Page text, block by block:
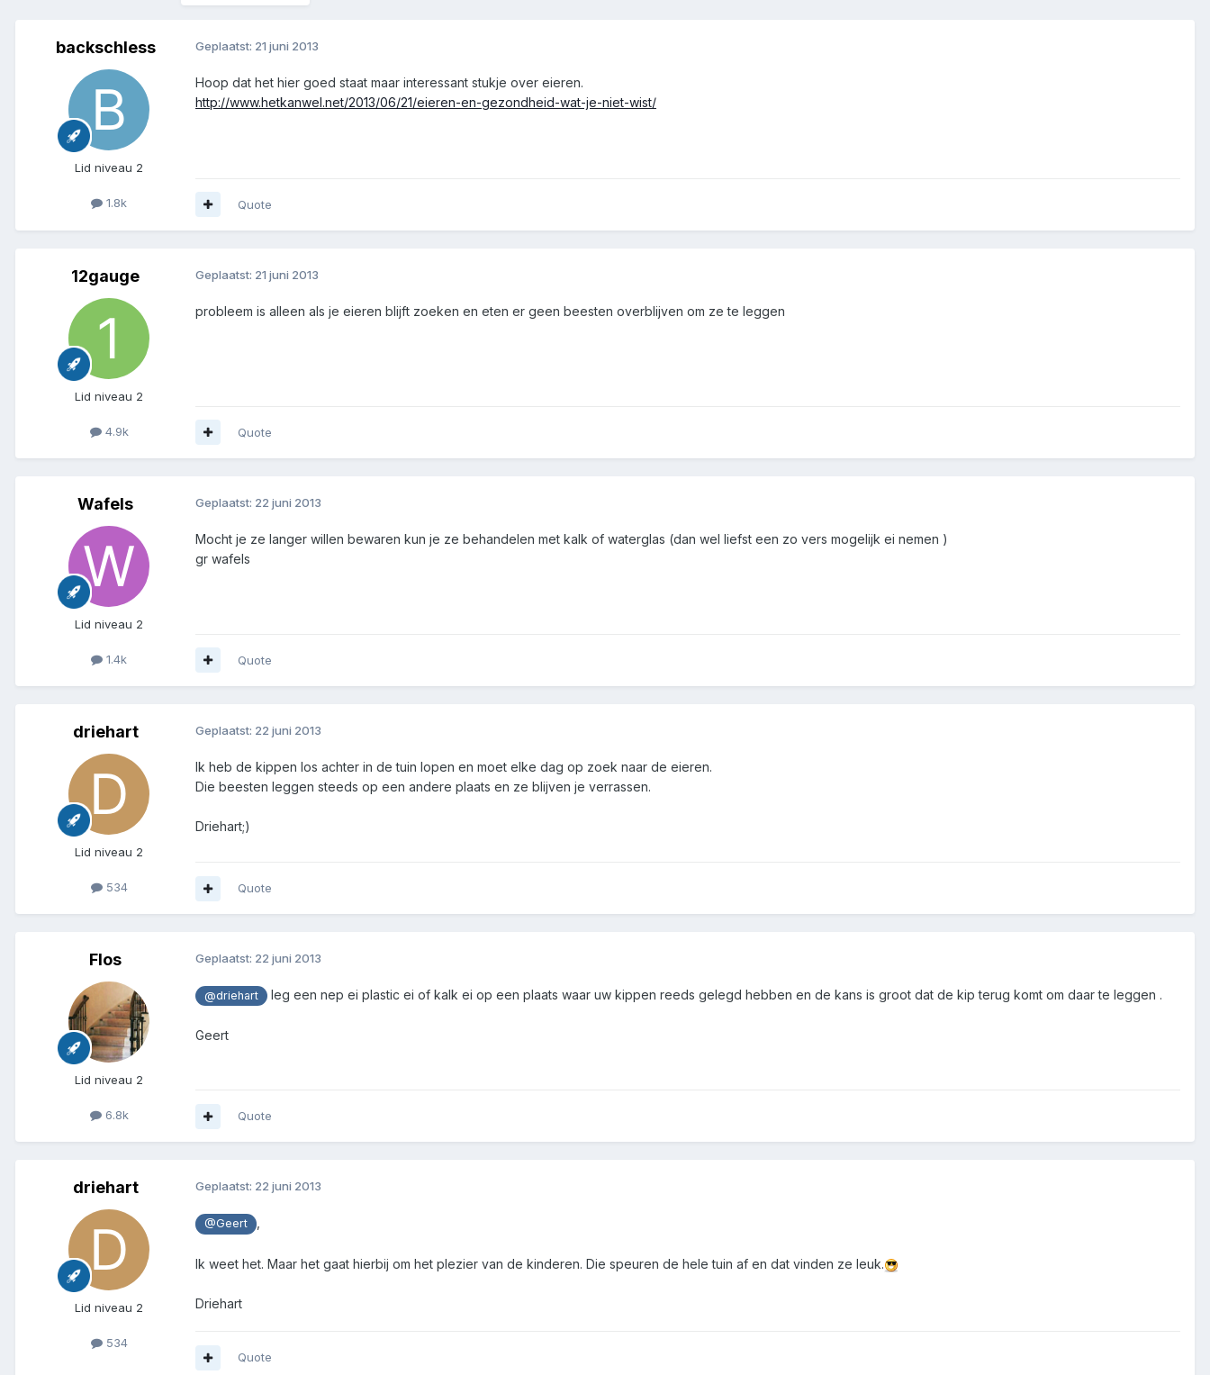
backschless
Lid niveau 2
1.8k
Geplaatst: 21 juni 2013
Hoop dat het hier goed staat maar interessant stukje over eieren.
http://www.hetkanwel.net/2013/06/21/eieren-en-gezondheid-wat-je-niet-wist/
Quote
12gauge
Lid niveau 2
4.9k
Geplaatst: 21 juni 2013
probleem is alleen als je eieren blijft zoeken en eten er geen beesten overblijven om ze te leggen
Quote
Wafels
Lid niveau 2
1.4k
Geplaatst: 22 juni 2013
Mocht je ze langer willen bewaren kun je ze behandelen met kalk of waterglas (dan wel liefst een zo vers mogelijk ei nemen )
gr wafels
Quote
driehart
Lid niveau 2
534
Geplaatst: 22 juni 2013
Ik heb de kippen los achter in de tuin lopen en moet elke dag op zoek naar de eieren.
Die beesten leggen steeds op een andere plaats en ze blijven je verrassen.
Driehart;)
Quote
Flos
Lid niveau 2
6.8k
Geplaatst: 22 juni 2013
@driehart leg een nep ei plastic ei of kalk ei op een plaats waar uw kippen reeds gelegd hebben en de kans is groot dat de kip terug komt om daar te leggen .
Geert
Quote
driehart
Lid niveau 2
534
Geplaatst: 22 juni 2013
@Geert
Ik weet het. Maar het gaat hierbij om het plezier van de kinderen. Die speuren de hele tuin af en dat vinden ze leuk.
Driehart
Quote